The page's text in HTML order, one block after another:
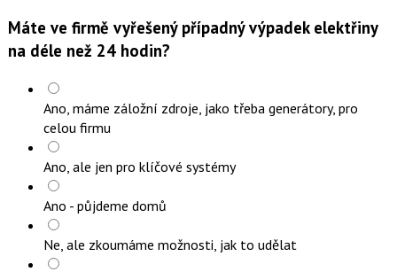
Máte ve firmě vyřešený případný výpadek elektřiny
na déle než 24 hodin?
Ano, máme záložní zdroje, jako třeba generátory, pro
celou firmu
Ano, ale jen pro klíčové systémy
Ano - půjdeme domů
Ne, ale zkoumáme možnosti, jak to udělat